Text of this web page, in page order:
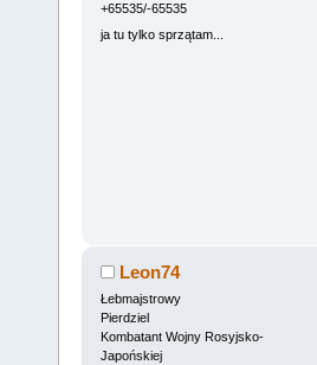
+65535/-65535
ja tu tylko sprzątam...
Leon74
Łebmajstrowy
Pierdziel
Kombatant Wojny Rosyjsko-
Japońskiej